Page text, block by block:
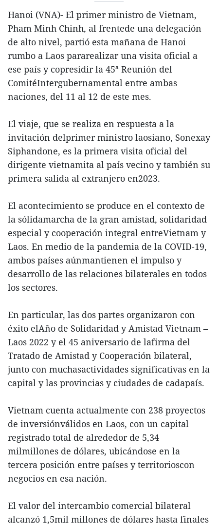
Hanoi (VNA)- El primer ministro de Vietnam,
Pham Minh Chinh, al frentede una delegación
de alto nivel, partió esta mañana de Hanoi
rumbo a Laos pararealizar una visita oficial a
ese país y copresidir la 45ª Reunión del
ComitéIntergubernamental entre ambas
naciones, del 11 al 12 de este mes.
El viaje, que se realiza en respuesta a la
invitación delprimer ministro laosiano, Sonexay
Siphandone, es la primera visita oficial del
dirigente vietnamita al país vecino y también su
primera salida al extranjero en2023.
El acontecimiento se produce en el contexto de
la sólidamarcha de la gran amistad, solidaridad
especial y cooperación integral entreVietnam y
Laos. En medio de la pandemia de la COVID-19,
ambos países aúnmantienen el impulso y
desarrollo de las relaciones bilaterales en todos
los sectores.
En particular, las dos partes organizaron con
éxito elAño de Solidaridad y Amistad Vietnam –
Laos 2022 y el 45 aniversario de lafirma del
Tratado de Amistad y Cooperación bilateral,
junto con muchasactividades significativas en la
capital y las provincias y ciudades de cadapaís.
Vietnam cuenta actualmente con 238 proyectos
de inversiónválidos en Laos, con un capital
registrado total de alrededor de 5,34
milmillones de dólares, ubicándose en la
tercera posición entre países y territorioscon
negocios en esa nación.
El valor del intercambio comercial bilateral
alcanzó 1,5mil millones de dólares hasta finales